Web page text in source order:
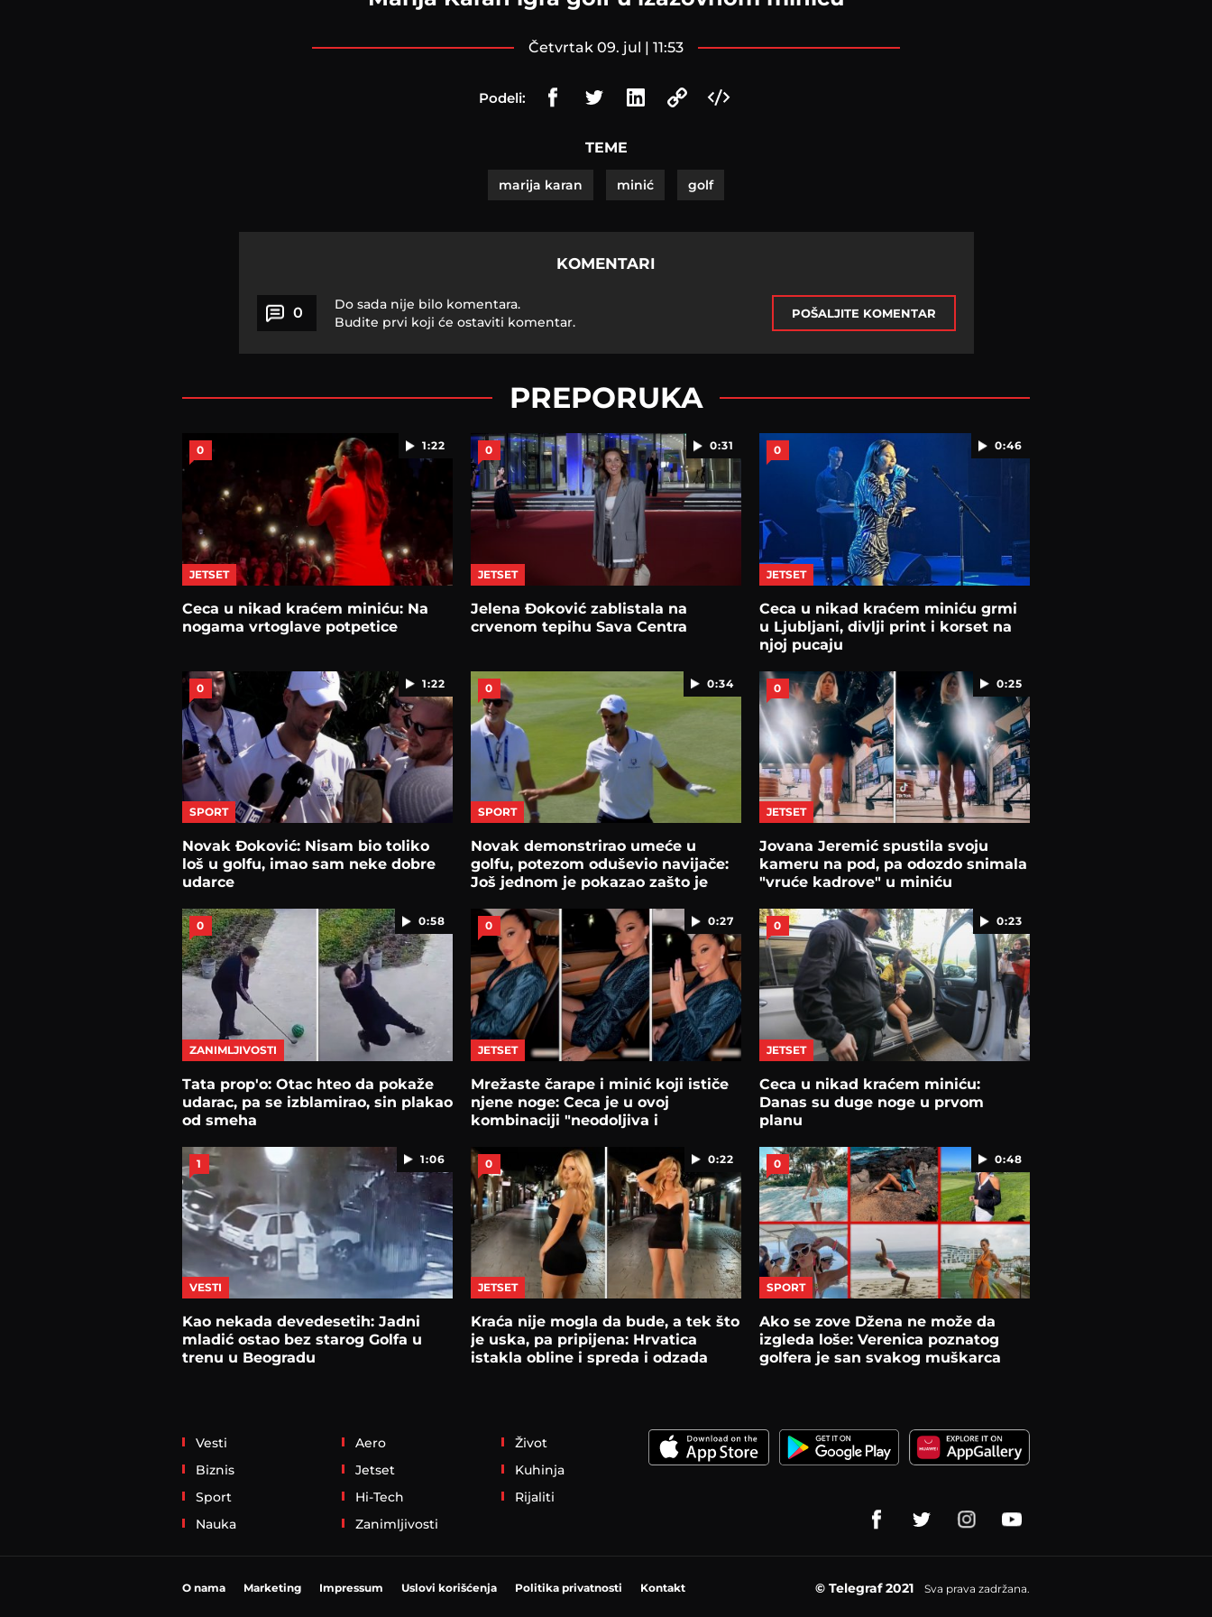
četvrtak 09. jul | 11:53
Podeli:
TEME
marija karan minić golf
KOMENTARI
0
Do sada nije bilo komentara.
Budite prvi koji će ostaviti komentar.
POŠALJITE KOMENTAR
PREPORUKA
1:22
0
JETSET
Ceca u nikad kraćem miniću: Na
nogama vrtoglave potpetice
0:31
0
JETSET
Jelena Đoković zablistala na
crvenom tepihu Sava Centra
0:46
0
JETSET
Ceca u nikad kraćem miniću grmi
u Ljubljani, divlji print i korset na
njoj pucaju
1:22
0
SPORT
Novak Đoković: Nisam bio toliko
loš u golfu, imao sam neke dobre
udarce
0:34
0
SPORT
Novak demonstrirao umeće u
golfu, potezom oduševio navijače:
Još jednom je pokazao zašto je
0:25
0
JETSET
Jovana Jeremić spustila svoju
kameru na pod, pa odozdo snimala
"vruće kadrove" u miniću
0:58
0
ZANIMLJIVOSTI
Tata prop'o: Otac hteo da pokaže
udarac, pa se izblamirao, sin plakao
od smeha
0:27
0
JETSET
Mrežaste čarape i minić koji ističe
njene noge: Ceca je u ovoj
kombinaciji "neodoljiva i
0:23
0
JETSET
Ceca u nikad kraćem miniću:
Danas su duge noge u prvom
planu
1:06
1
VESTI
Kao nekada devedesetih: Jadni
mladić ostao bez starog Golfa u
trenu u Beogradu
0:22
0
JETSET
Kraća nije mogla da bude, a tek što
je uska, pa pripijena: Hrvatica
istakla obline i spreda i odzada
0:48
0
SPORT
Ako se zove Džena ne može da
izgleda loše: Verenica poznatog
golfera je san svakog muškarca
Vesti
Biznis
Sport
Nauka
Aero
Jetset
Hi-Tech
Zanimljivosti
Život
Kuhinja
Rijaliti
O nama Marketing Impressum Uslovi korišćenja Politika privatnosti Kontakt © Telegraf 2021 Sva prava zadržana.